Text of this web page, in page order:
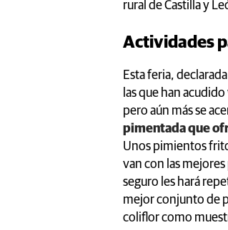
rural de Castilla y
Actividades
Esta feria,
las que han
pero aún más se
pimentada que
Unos pimientos
van con las
seguro les hará
mejor conjunto de
coliflor como